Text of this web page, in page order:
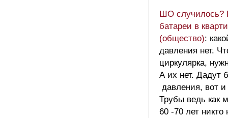
ШО случилось?
батареи в
(общество):
давления нет.
циркулярка,
А их нет. Дадут
давления, вот и
Трубы ведь как
60 -70 лет никто